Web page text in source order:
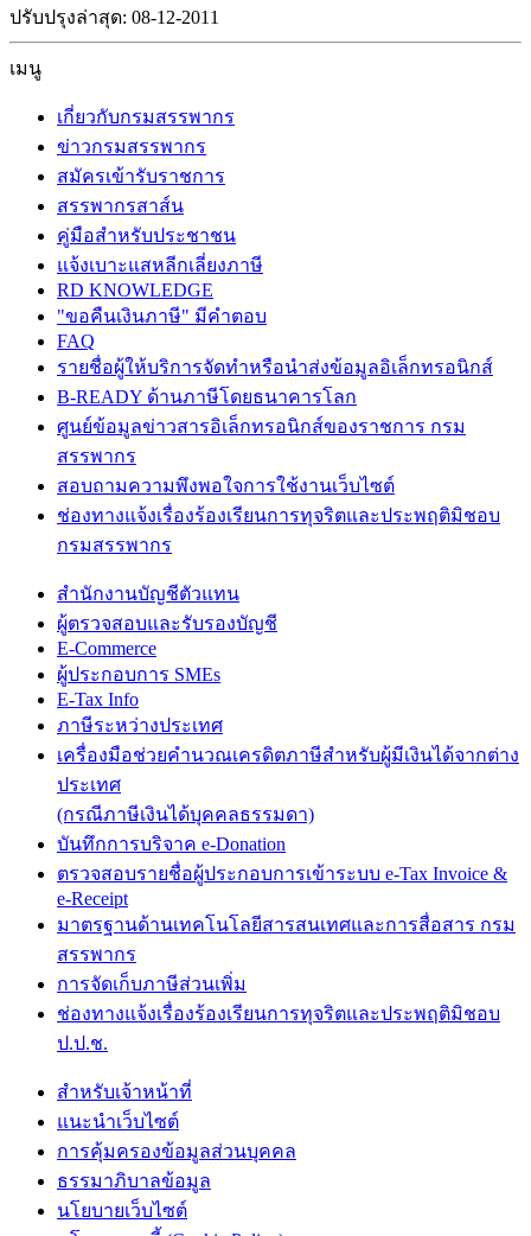
ปรับปรุงล่าสุด: 08-12-2011
เมนู
เกี่ยวกับกรมสรรพากร
ข่าวกรมสรรพากร
สมัครเข้ารับราชการ
สรรพากรสาส์น
คู่มือสำหรับประชาชน
แจ้งเบาะแสหลีกเลี่ยงภาษี
RD KNOWLEDGE
"ขอคืนเงินภาษี" มีคำตอบ
FAQ
รายชื่อผู้ให้บริการจัดทำหรือนำส่งข้อมูลอิเล็กทรอนิกส์
B-READY ด้านภาษีโดยธนาคารโลก
ศูนย์ข้อมูลข่าวสารอิเล็กทรอนิกส์ของราชการ กรม
สรรพากร
สอบถามความพึงพอใจการใช้งานเว็บไซต์
ช่องทางแจ้งเรื่องร้องเรียนการทุจริตและประพฤติมิชอบ
กรมสรรพากร
สำนักงานบัญชีตัวแทน
ผู้ตรวจสอบและรับรองบัญชี
E-Commerce
ผู้ประกอบการ SMEs
E-Tax Info
ภาษีระหว่างประเทศ
เครื่องมือช่วยคำนวณเครดิตภาษีสำหรับผู้มีเงินได้จากต่าง
ประเทศ
(กรณีภาษีเงินได้บุคคลธรรมดา)
บันทึกการบริจาค e-Donation
ตรวจสอบรายชื่อผู้ประกอบการเข้าระบบ e-Tax Invoice &
e-Receipt
มาตรฐานด้านเทคโนโลยีสารสนเทศและการสื่อสาร กรม
สรรพากร
การจัดเก็บภาษีส่วนเพิ่ม
ช่องทางแจ้งเรื่องร้องเรียนการทุจริตและประพฤติมิชอบ
ป.ป.ช.
สำหรับเจ้าหน้าที่
แนะนำเว็บไซต์
การคุ้มครองข้อมูลส่วนบุคคล
ธรรมาภิบาลข้อมูล
นโยบายเว็บไซต์